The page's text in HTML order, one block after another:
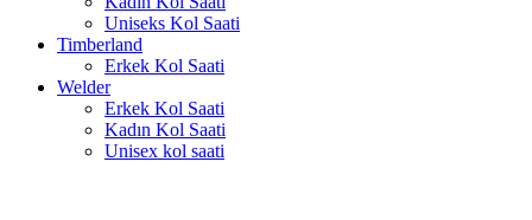
Uniseks Kol Saati
Timberland
Erkek Kol Saati
Welder
Erkek Kol Saati
Kadın Kol Saati
Unisex kol saati